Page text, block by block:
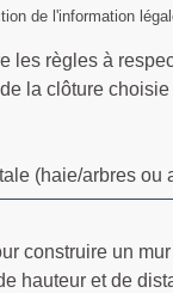
de l'information
les règles à
la clôture
(haie/arbres ou
hauteur et de